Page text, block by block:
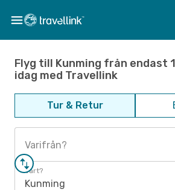
Flyg till Kunming från endast
idag med Travellink
Tur & Retur
Varifrån?
Vart?
Kunming